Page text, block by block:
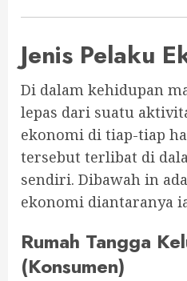
Jenis Pelaku
Di dalam kehidupan
lepas dari suatu
ekonomi di tiap-tiap
tersebut terlibat di
sendiri. Dibawah in
ekonomi diantaranya
Rumah Tangga
(Konsumen)